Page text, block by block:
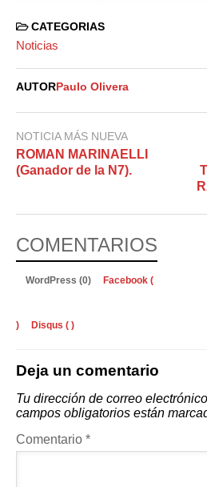
CATEGORIAS
Noticias
AUTOR Paulo Olivera
NOTICIA MÁS NUEVA
ROMAN MARINAELLI
(Ganador de la N7).
COMENTARIOS
WordPress (0) Facebook (
) Disqus ( )
Deja un comentario
Tu dirección de correo
campos obligatorios están
Comentario *